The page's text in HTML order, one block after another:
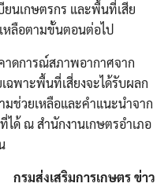
นเกษตรกร และพื้นที่เสีย
หลือตามขั้นตอนต่อไป
าดการณ์สภาพอากาศจาก
ฉพาะพื้นที่เสี่ยงจะได้รับผลก
ช่วยเหลือและคำแนะนำจาก
ได้ ณ สำนักงานเกษตรอำเภอ
กรมส่งเสริมการเกษตร ข่าว